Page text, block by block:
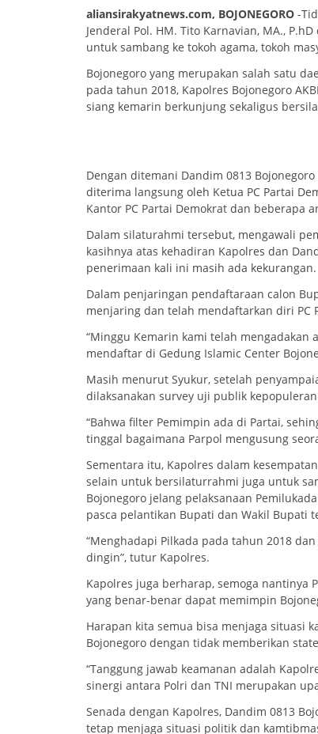
aliansirakyatnews.com, BOJONEGORO -
Jenderal Pol. HM. Tito Karnavian, MA.,
untuk sambang ke tokoh agama, tokoh
Bojonegoro yang merupakan salah satu
pada tahun 2018, Kapolres Bojonegoro
siang kemarin berkunjung sekaligus
Dengan ditemani Dandim 0813
diterima langsung oleh Ketua PC Partai
Kantor PC Partai Demokrat dan beberapa
Dalam silaturahmi tersebut, mengawali
kasihnya atas kehadiran Kapolres dan
penerimaan kali ini masih ada kekurangan.
Dalam penjaringan pendaftaraan calon
menjaring dan telah mendaftarkan diri PC
“Minggu Kemarin kami telah
mendaftar di Gedung Islamic Center
Masih menurut Syukur, setelah
dilaksanakan survey uji publik
“Bahwa filter Pemimpin ada di Partai,
tinggal bagaimana Parpol mengusung
Sementara itu, Kapolres dalam
selain untuk bersilaturrahmi juga untuk
Bojonegoro jelang pelaksanaan
pasca pelantikan Bupati dan Wakil Bupati
“Menghadapi Pilkada pada tahun 2018
dingin”, tutur Kapolres.
Kapolres juga berharap, semoga nantinya
yang benar-benar dapat memimpin
Harapan kita semua bisa menjaga situasi
Bojonegoro dengan tidak memberikan
“Tanggung jawab keamanan adalah
sinergi antara Polri dan TNI merupakan
Senada dengan Kapolres, Dandim 0813
tetap menjaga situasi politik dan